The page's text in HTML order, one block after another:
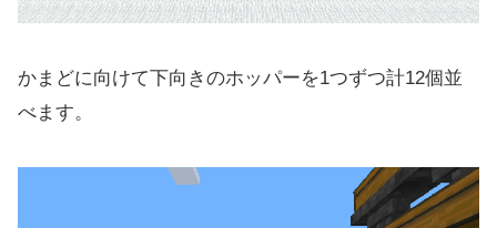
かまどに向けて下向きのホッパーを1つずつ計12個並
べます。